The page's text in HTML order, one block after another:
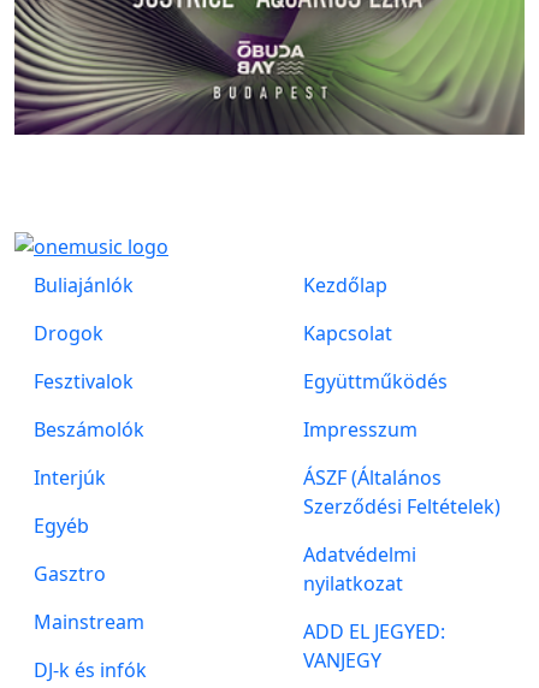
Buliajánlók
Drogok
Fesztivalok
Beszámolók
Interjúk
Egyéb
Gasztro
Mainstream
DJ-k és infók
Kezdőlap
Kapcsolat
Együttműködés
Impresszum
ÁSZF (Általános
Szerződési Feltételek)
Adatvédelmi
nyilatkozat
ADD EL JEGYED:
VANJEGY